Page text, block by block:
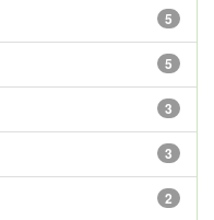
5
5
3
3
2